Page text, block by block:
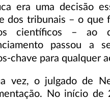
era uma decisão
dos tribunais – o que
científicos – ao
passou a
chave para qualquer
vez, o julgado de
No início